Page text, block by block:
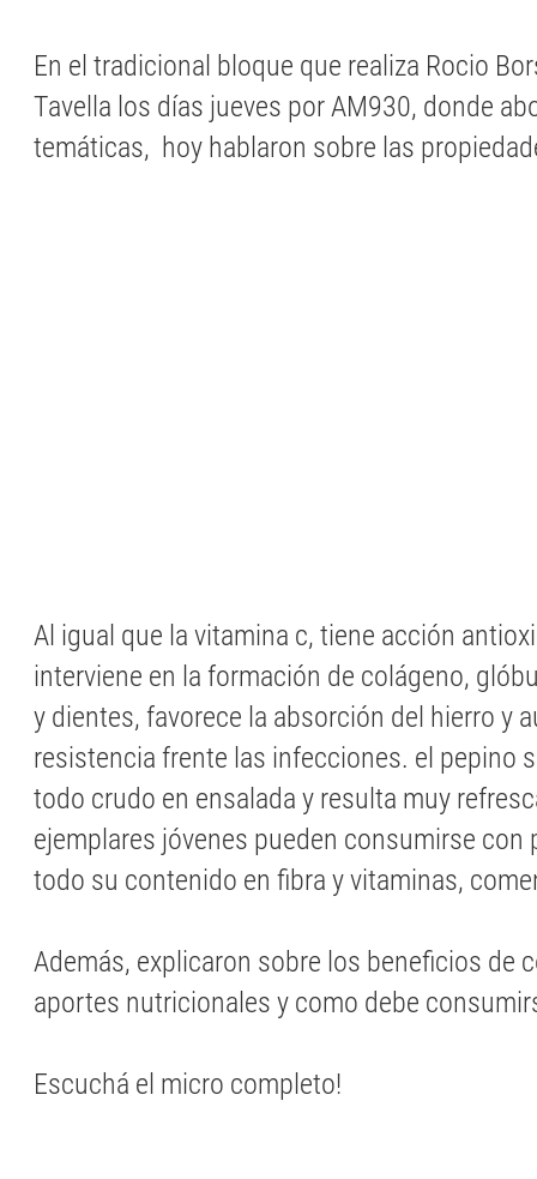
En el tradicional bloque que realiza Rocio
Tavella los días jueves por AM930, donde
temáticas, hoy hablaron sobre las
Al igual que la vitamina c, tiene acción
interviene en la formación de colágeno,
y dientes, favorece la absorción del hierro y
resistencia frente las infecciones. el pepino
todo crudo en ensalada y resulta muy
ejemplares jóvenes pueden consumirse con
todo su contenido en fibra y vitaminas,
Además, explicaron sobre los beneficios de
aportes nutricionales y como debe
Escuchá el micro completo!